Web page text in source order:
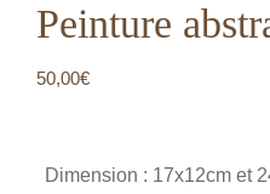
Peinture
50,00€
Dimension : 17x12cm et